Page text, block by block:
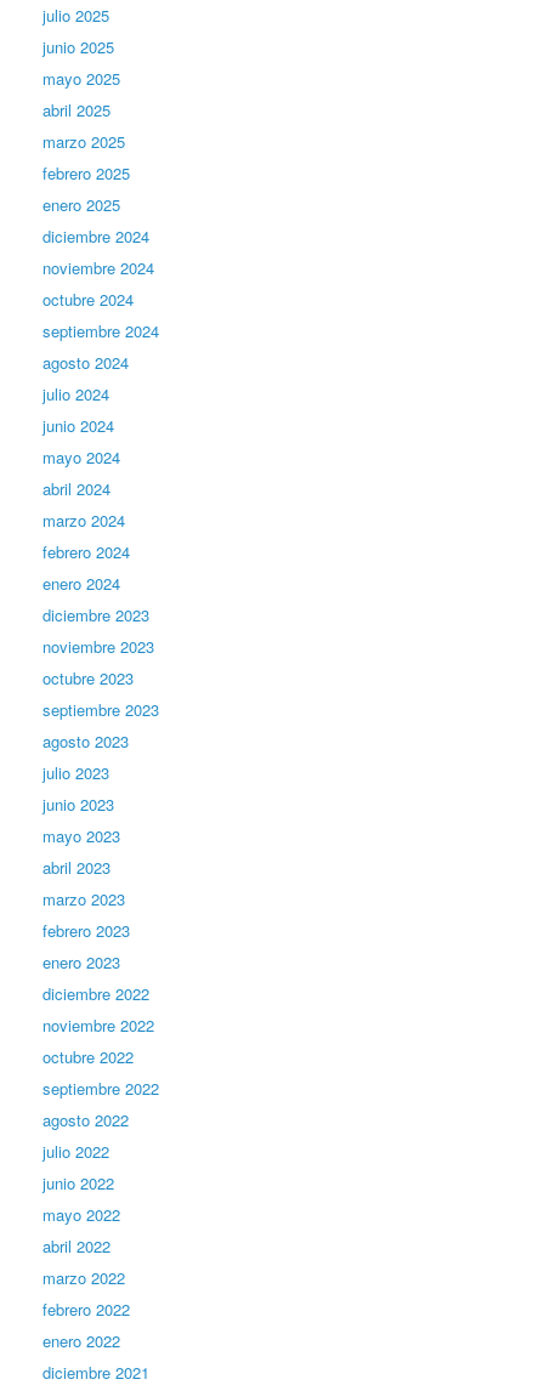
julio 2025
junio 2025
mayo 2025
abril 2025
marzo 2025
febrero 2025
enero 2025
diciembre 2024
noviembre 2024
octubre 2024
septiembre 2024
agosto 2024
julio 2024
junio 2024
mayo 2024
abril 2024
marzo 2024
febrero 2024
enero 2024
diciembre 2023
noviembre 2023
octubre 2023
septiembre 2023
agosto 2023
julio 2023
junio 2023
mayo 2023
abril 2023
marzo 2023
febrero 2023
enero 2023
diciembre 2022
noviembre 2022
octubre 2022
septiembre 2022
agosto 2022
julio 2022
junio 2022
mayo 2022
abril 2022
marzo 2022
febrero 2022
enero 2022
diciembre 2021